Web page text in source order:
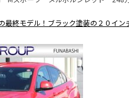
最終モデル！ブラック塗装の２０イン